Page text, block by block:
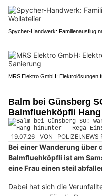
Spycher-Handwerk: Familienausflug
MRS Elektro GmbH: Elektrolösungen
Balm bei Günsberg
Balmfluehköpfli
19.07.26 VON POLIZEI.NEWS
Bei einer Wanderung über
Balmfluehköpfli ist am
eine Frau einen steil
Dabei hat sich die